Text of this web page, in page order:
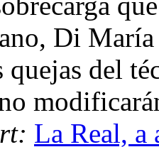
Di María
quejas del
La Real, a